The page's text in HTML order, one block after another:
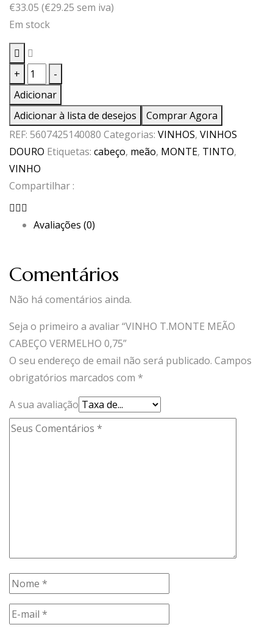
€33.05 (€29.25 sem iva)
Em stock
+
Quantidade
de
VINHO
T.MONTE
MEÃO
CABEÇO
VERMELHO
0,75
-
Adicionar
Adicionar à lista de desejos
Comprar Agora
REF: 5607425140080 Categorias: VINHOS, VINHOS
DOURO Etiquetas: cabeço, meão, MONTE, TINTO,
VINHO
Compartilhar :
Avaliações (0)
Comentários
Não há comentários ainda.
Seja o primeiro a avaliar “VINHO T.MONTE MEÃO
CABEÇO VERMELHO 0,75”
O seu endereço de email não será publicado. Campos
obrigatórios marcados com *
A sua avaliação